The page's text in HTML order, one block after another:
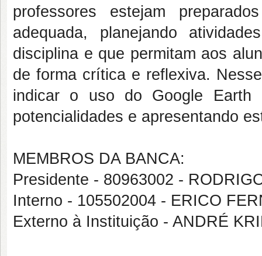
professores estejam
adequada, planejando
disciplina e que permitam aos
de forma crítica e reflexiva.
indicar o uso do Google Earth
potencialidades e apresentando
MEMBROS DA BANCA:
Presidente - 80963002 -
Interno - 105502004 - ERICO
Externo à Instituição - ANDRÉ